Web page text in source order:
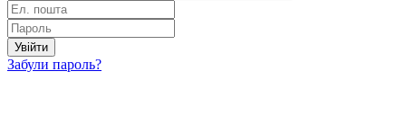
Увійти
Забули пароль?